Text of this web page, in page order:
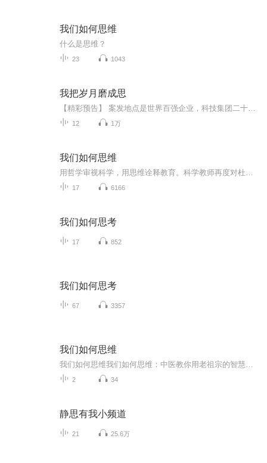
我们如何思维
什么是思维？
23 1043
我把岁月磨成思
12 1万
我们如何思维
17 6166
我们如何思考
17 852
我们如何思考
67 3357
我们如何思维
2 34
静思有我小频道
21 25.6万